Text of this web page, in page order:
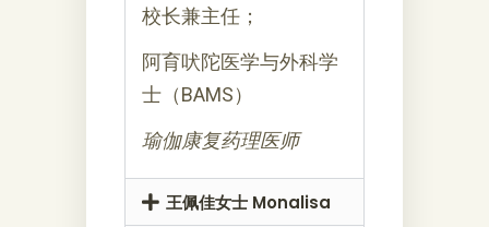
校长兼主任；
阿育吠陀医学与外科学
士（BAMS）
瑜伽康复药理医师
王佩佳女士 Monalisa